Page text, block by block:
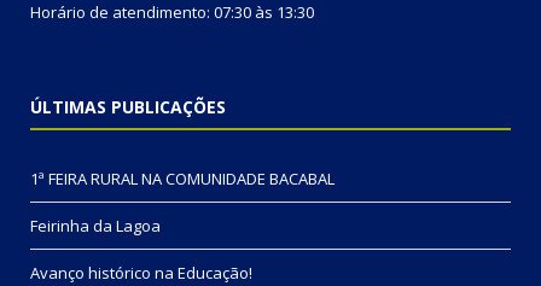
Horário de atendimento: 07:30 às 13:30
ÚLTIMAS PUBLICAÇÕES
1ª FEIRA RURAL NA COMUNIDADE BACABAL
Feirinha da Lagoa
Avanço histórico na Educação!